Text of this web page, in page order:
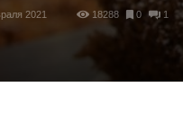
2021 18288 0 1